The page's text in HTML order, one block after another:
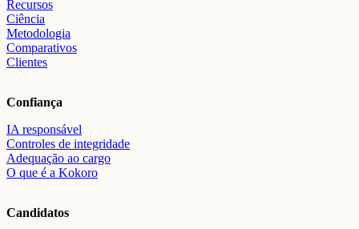
Recursos
Ciência
Metodologia
Comparativos
Clientes
Confiança
IA responsável
Controles de integridade
Adequação ao cargo
O que é a Kokoro
Candidatos